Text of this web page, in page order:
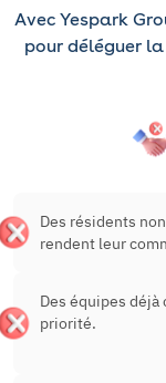
Avec Yespark
pour déléguer
Des résidents
rendent leur
Des équipes déjà
priorité.